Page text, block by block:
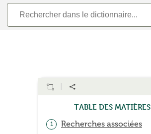
Table des matières
1 Recherches associées